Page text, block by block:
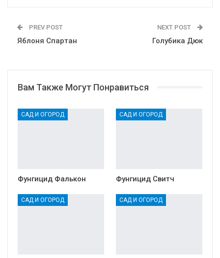
PREV POST
Яблоня Спартан
NEXT POST
Голубика Дюк
Вам Также Могут Понравиться
САД И ОГОРОД
Фунгицид Фалькон
САД И ОГОРОД
Фунгицид Свитч
САД И ОГОРОД САД И ОГОРОД